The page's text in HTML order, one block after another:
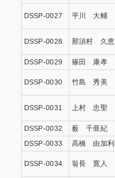
DSSP-0027 平川 大輔
DSSP-0028 那須村 久恵
DSSP-0029
篠田 康孝
DSSP-0030 竹島 秀美
DSSP-0031 上村 忠聖
DSSP-0032
薮 千亜紀
DSSP-0033
高橋 由加利
DSSP-0034 翁長 寛人